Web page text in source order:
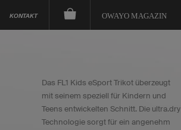
KONTAKT OWAYO MAGAZIN
Das FL1 Kids eSport Trikot überzeugt
mit seinem speziell für Kindern und
Teens entwickelten Schnitt. Die ultra.dry
Technologie sorgt für ein angenehm